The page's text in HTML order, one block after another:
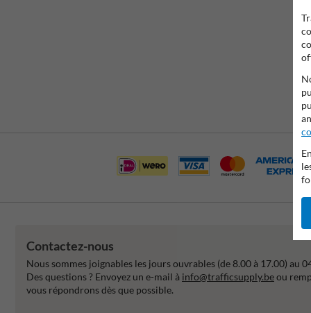
Contactez-nous
Nous sommes joignables les jours ouvrables (de 8.00 à 17.00) au
Des questions ? Envoyez un e-mail à info@trafficsupply.beou
vous répondrons dès que possible.